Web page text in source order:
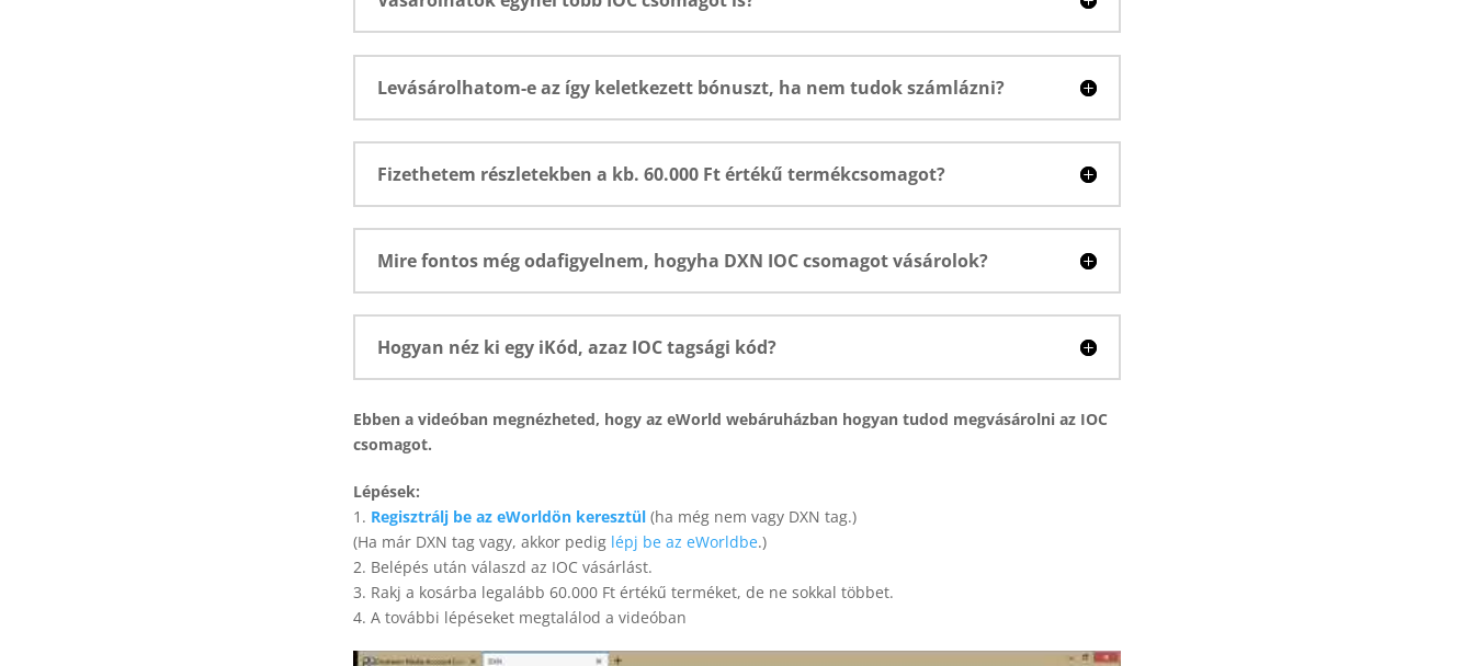
Levásárolhatom-e az így keletkezett bónuszt, ha nem tudok számlázni?
Fizethetem részletekben a kb. 60.000 Ft értékű termékcsomagot?
Mire fontos még odafigyelnem, hogyha DXN IOC csomagot vásárolok?
Hogyan néz ki egy iKód, azaz IOC tagsági kód?
Ebben a videóban megnézheted, hogy az eWorld webáruházban hogyan tudod megvásárolni az IOC
csomagot.
Lépések:
1. Regisztrálj be az eWorldön keresztül (ha még nem vagy DXN tag.)
(Ha már DXN tag vagy, akkor pedig lépj be az eWorldbe.)
2. Belépés után válaszd az IOC vásárlást.
3. Rakj a kosárba legalább 60.000 Ft értékű terméket, de ne sokkal többet.
4. A további lépéseket megtalálod a videóban